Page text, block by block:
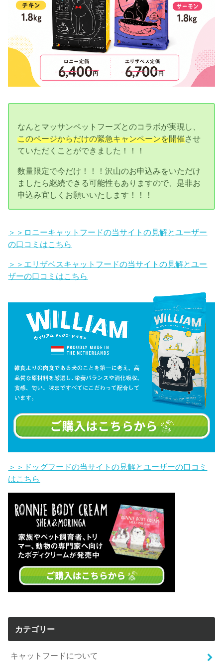
なんとマッサンペットフーズとのコラボが実現し、
このページからだけの緊急キャンペーンを開催させ
ていただくことができました！！！
数量限定で今だけ！！！沢山のお申込みをいただけ
ましたら継続できる可能性もありますので、是非お
申込み宜しくお願いいたします！！！
＞＞ロニーキャットフードの当サイトの見解とユーザー
の口コミはこちら
＞＞エリザベスキャットフードの当サイトの見解とユー
ザーの口コミはこちら
＞＞ドッグフードの当サイトの見解とユーザーの口コミ
はこちら
カテゴリー
キャットフードについて